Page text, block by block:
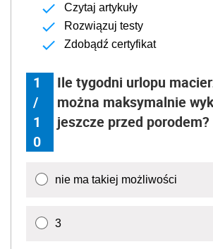
Czytaj artykuły
Rozwiązuj testy
Zdobądź certyfikat
1
/
1
0
Ile tygodni urlopu
można maksymalnie
jeszcze przed porodem?
nie ma takiej możliwości
3